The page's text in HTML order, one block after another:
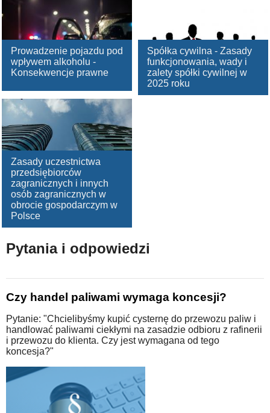
Prowadzenie pojazdu pod
wpływem alkoholu -
Konsekwencje prawne
Spółka cywilna - Zasady
funkcjonowania, wady i
zalety spółki cywilnej w
2025 roku
Zasady uczestnictwa
przedsiębiorców
zagranicznych i innych
osób zagranicznych w
obrocie gospodarczym w
Polsce
Pytania i odpowiedzi
Czy handel paliwami wymaga koncesji?
Pytanie: "Chcielibyśmy kupić cysternę do przewozu paliw i
handlować paliwami ciekłymi na zasadzie odbioru z rafinerii
i przewozu do klienta. Czy jest wymagana od tego
koncesja?"